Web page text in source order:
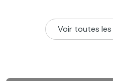
Voir toutes